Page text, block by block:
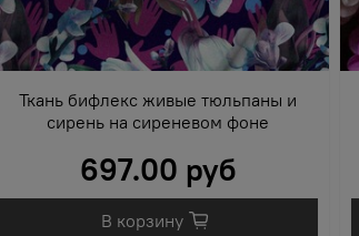
Ткань бифлекс живые тюльпаны и
сирень на сиреневом фоне
697.00 руб
В корзину